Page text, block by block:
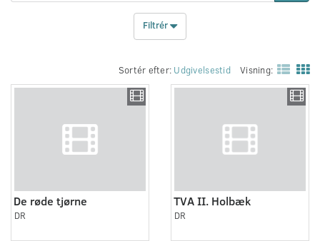
Filtrér
Sortér efter: Udgivelsestid Visning:
De røde tjørne
DR
TVA II. Holbæk
DR